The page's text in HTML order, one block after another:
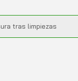
tras limpiezas